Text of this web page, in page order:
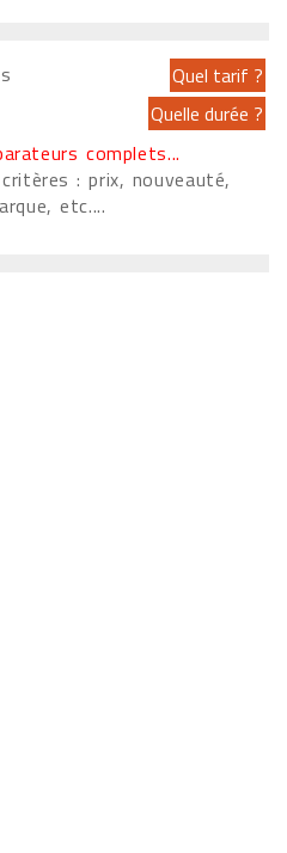
complets...
: prix, nouveauté,
etc....